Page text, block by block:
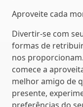
Aproveite cada
Divertir-se com
formas de
nos
comece a
melhor amigo de
presente,
preferências do